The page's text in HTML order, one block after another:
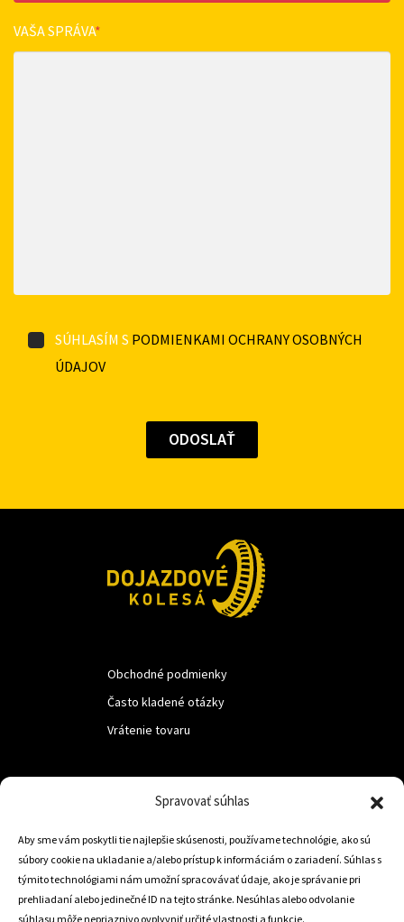
Spravovať súhlas
Aby sme vám poskytli tie najlepšie skúsenosti, používame technológie, ako sú
súbory cookie na ukladanie a/alebo prístup k informáciám o zariadení. Súhlas s
týmito technológiami nám umožní spracovávať údaje, ako je správanie pri
prehliadaní alebo jedinečné ID na tejto stránke. Nesúhlas alebo odvolanie
súhlasu môže nepriaznivo ovplyvniť určité vlastnosti a funkcie.
VAŠA SPRÁVA*
SÚHLASÍM S PODMIENKAMI OCHRANY OSOBNÝCH
ÚDAJOV
Obchodné podmienky
Často kladené otázky
Vrátenie tovaru
Trstená 02801